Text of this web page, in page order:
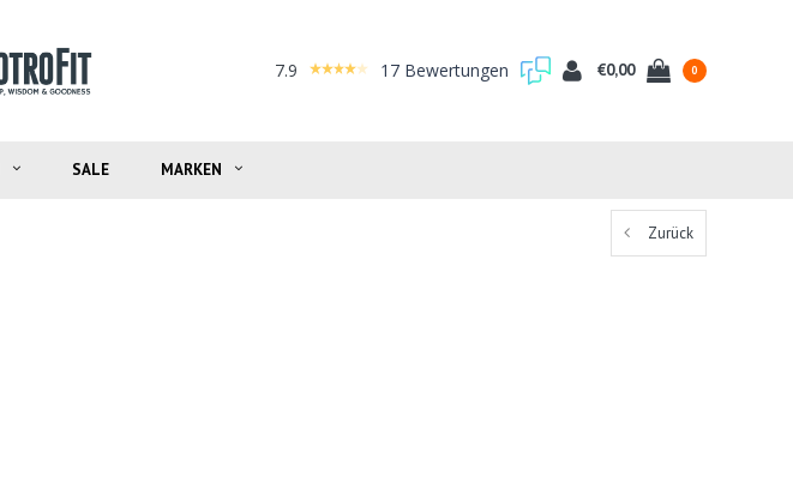
7.9 17 Bewertungen €0,00 0
SALE MARKEN
Zurück